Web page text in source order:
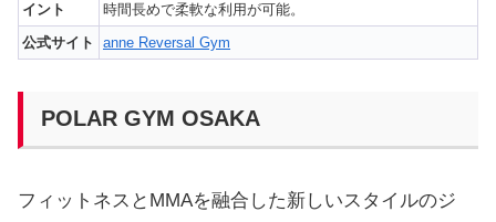
イント
時間長めで柔軟な利用が可能。
公式サイト
anne Reversal Gym
POLAR GYM OSAKA
フィットネスとMMAを融合した新しいスタイルのジ